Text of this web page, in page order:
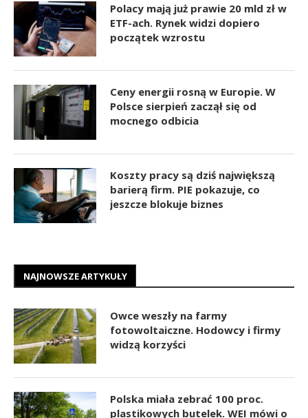
Polacy mają już prawie 20 mld zł w
ETF-ach. Rynek widzi dopiero
początek wzrostu
Ceny energii rosną w Europie. W
Polsce sierpień zaczął się od
mocnego odbicia
Koszty pracy są dziś największą
barierą firm. PIE pokazuje, co
jeszcze blokuje biznes
NAJNOWSZE ARTYKUŁY
Owce weszły na farmy
fotowoltaiczne. Hodowcy i firmy
widzą korzyści
Polska miała zebrać 100 proc.
plastikowych butelek. WEI mówi o